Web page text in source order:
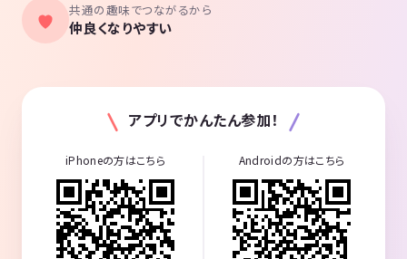
共通の趣味でつながるから
仲良くなりやすい
アプリでかんたん参加！
iPhoneの方はこちら Androidの方はこちら